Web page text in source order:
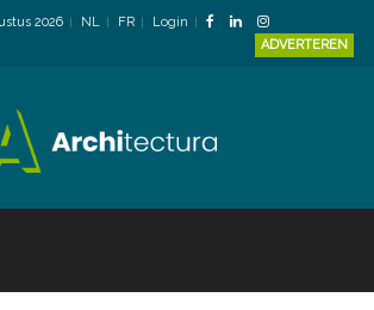
2026 NL FR
Login
ADVERTEREN